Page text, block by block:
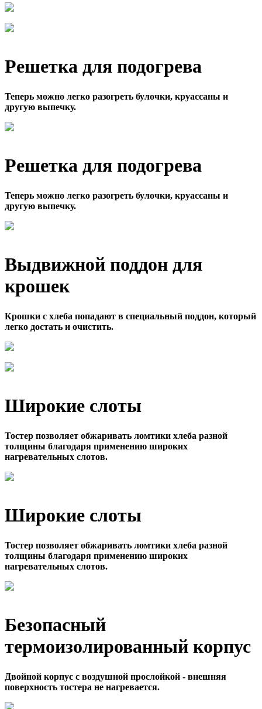
Решетка для подогрева
Теперь можно легко разогреть булочки, круассаны и
другую выпечку.
Решетка для подогрева
Теперь можно легко разогреть булочки, круассаны и
другую выпечку.
Выдвижной поддон для
крошек
Крошки с хлеба попадают в специальный поддон, который
легко достать и очистить.
Широкие слоты
Тостер позволяет обжаривать ломтики хлеба разной
толщины благодаря применению широких
нагревательных слотов.
Широкие слоты
Тостер позволяет обжаривать ломтики хлеба разной
толщины благодаря применению широких
нагревательных слотов.
Безопасный
термоизолированный корпус
Двойной корпус с воздушной прослойкой - внешняя
поверхность тостера не нагревается.